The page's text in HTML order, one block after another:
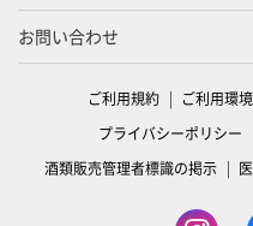
お問い合わせ
ご利用規約 ご利用環
プライバシーポリシー
酒類販売管理者標識の掲示